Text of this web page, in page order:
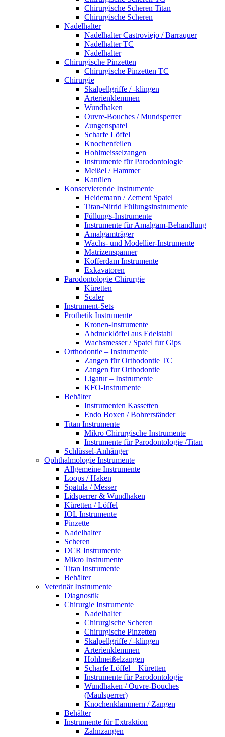
Chirurgische Scheren Titan
Chirurgische Scheren
Nadelhalter
Nadelhalter Castroviejo / Barraquer
Nadelhalter TC
Nadelhalter
Chirurgische Pinzetten
Chirurgische Pinzetten TC
Chirurgie
Skalpellgriffe / -klingen
Arterienklemmen
Wundhaken
Ouvre-Bouches / Mundsperrer
Zungenspatel
Scharfe Löffel
Knochenfeilen
Hohlmeisselzangen
Instrumente für Parodontologie
Meißel / Hammer
Kanülen
Konservierende Instrumente
Heidemann / Zement Spatel
Titan-Nitrid Füllungsinstrumente
Füllungs-Instrumente
Instrumente für Amalgam-Behandlung
Amalgamträger
Wachs- und Modellier-Instrumente
Matrizenspanner
Kofferdam Instrumente
Exkavatoren
Parodontologie Chirurgie
Küretten
Scaler
Instrument-Sets
Prothetik Instrumente
Kronen-Instrumente
Abdrucklöffel aus Edelstahl
Wachsmesser / Spatel fur Gips
Orthodontie – Instrumente
Zangen für Orthodontie TC
Zangen fur Orthodontie
Ligatur – Instrumente
KFO-Instrumente
Behälter
Instrumenten Kassetten
Endo Boxen / Bohrerständer
Titan Instrumente
Mikro Chirurgische Instrumente
Instrumente für Parodontologie /Titan
Schlüssel-Anhänger
Ophthalmologie Instrumente
Allgemeine Instrumente
Loops / Haken
Spatula / Messer
Lidsperrer & Wundhaken
Küretten / Löffel
IOL Instrumente
Pinzette
Nadelhalter
Scheren
DCR Instrumente
Mikro Instrumente
Titan Instrumente
Behälter
Veterinär Instrumente
Diagnostik
Chirurgie Instrumente
Nadelhalter
Chirurgische Scheren
Chirurgische Pinzetten
Skalpellgriffe / -klingen
Arterienklemmen
Hohlmeißelzangen
Scharfe Löffel – Küretten
Instrumente für Parodontologie
Wundhaken / Ouvre-Bouches
(Maulsperrer)
Knochenklammern / Zangen
Behälter
Instrumente für Extraktion
Zahnzangen